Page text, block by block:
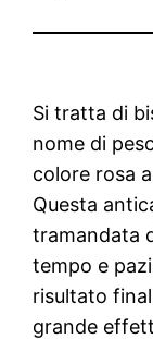
Si tratta di
nome di
colore rosa
Questa
tramandata
tempo e
risultato
grande